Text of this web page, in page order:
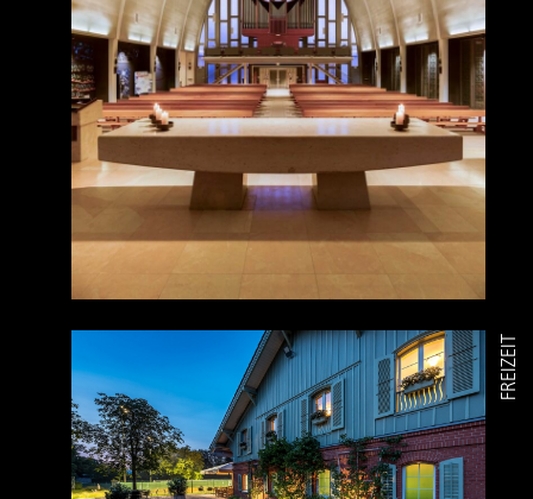
FREIZEIT
PROJEKTÜBERSICHT